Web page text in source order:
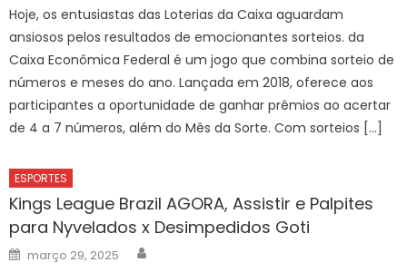
Hoje, os entusiastas das Loterias da Caixa aguardam
ansiosos pelos resultados de emocionantes sorteios. da
Caixa Econômica Federal é um jogo que combina sorteio de
números e meses do ano. Lançada em 2018, oferece aos
participantes a oportunidade de ganhar prêmios ao acertar
de 4 a 7 números, além do Mês da Sorte. Com sorteios […]
ESPORTES
Kings League Brazil AGORA, Assistir e Palpites
para Nyvelados x Desimpedidos Goti
Posted
on
março 29, 2025